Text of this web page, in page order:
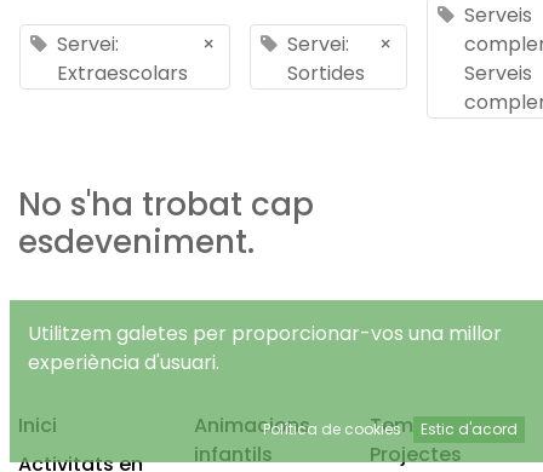
Servei:
Extraescolars
×
Servei:
Sortides
×
Serveis
Serveis
No s'ha trobat cap
esdeveniment.
Inici
Activitats en
Animacions
infantils
Temps Lliure
Projectes
Utilitzem galetes per proporcionar-vos una millor
experiència d'usuari.
Política de cookies Estic d'acord